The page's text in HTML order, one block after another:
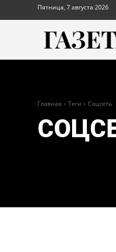
Пятница, 7 августа 2026
Главная Теги Соцсеть